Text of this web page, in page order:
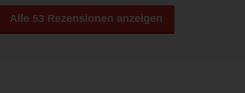
Alle 53 Rezensionen anzeigen